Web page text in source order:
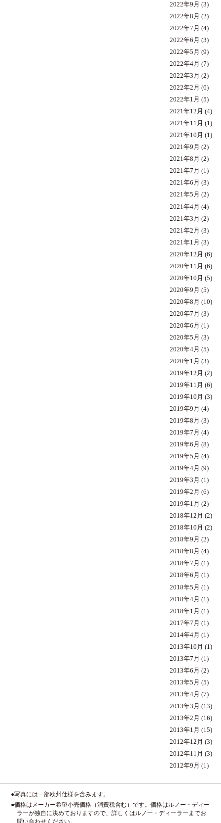
2022年9月 (3)
2022年8月 (2)
2022年7月 (4)
2022年6月 (3)
2022年5月 (9)
2022年4月 (7)
2022年3月 (2)
2022年2月 (6)
2022年1月 (5)
2021年12月 (4)
2021年11月 (1)
2021年10月 (1)
2021年9月 (2)
2021年8月 (2)
2021年7月 (1)
2021年6月 (3)
2021年5月 (2)
2021年4月 (4)
2021年3月 (2)
2021年2月 (3)
2021年1月 (3)
2020年12月 (6)
2020年11月 (6)
2020年10月 (5)
2020年9月 (5)
2020年8月 (10)
2020年7月 (3)
2020年6月 (1)
2020年5月 (3)
2020年4月 (5)
2020年1月 (3)
2019年12月 (2)
2019年11月 (6)
2019年10月 (3)
2019年9月 (4)
2019年8月 (3)
2019年7月 (4)
2019年6月 (8)
2019年5月 (4)
2019年4月 (9)
2019年3月 (1)
2019年2月 (6)
2019年1月 (2)
2018年12月 (2)
2018年10月 (2)
2018年9月 (2)
2018年8月 (4)
2018年7月 (1)
2018年6月 (1)
2018年5月 (1)
2018年4月 (1)
2018年1月 (1)
2017年7月 (1)
2014年4月 (1)
2013年10月 (1)
2013年7月 (1)
2013年6月 (2)
2013年5月 (5)
2013年4月 (7)
2013年3月 (13)
2013年2月 (16)
2013年1月 (15)
2012年12月 (3)
2012年11月 (3)
2012年9月 (1)
●写真には一部欧州仕様を含みます。
●価格はメーカー希望小売価格（消費税含む）です。価格はルノー・ディー
ラーが独自に決めておりますので、詳しくはルノー・ディーラーまでお
問い合わせください。